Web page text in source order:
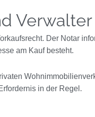
Verwalter
Der Notar
am Kauf besteht.
in der Regel.